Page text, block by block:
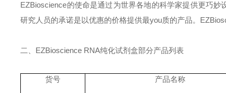
EZBioscience的使命是通过为世界各地的科学家提供更巧妙
研究人员的承诺是以优惠的价格提供最you质的产品。
二、 EZBioscience RNA纯化试剂盒部分产品列表
货号 产品名称